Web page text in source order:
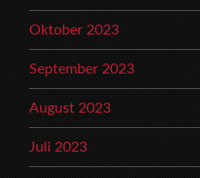
Oktober 2023
September 2023
August 2023
Juli 2023